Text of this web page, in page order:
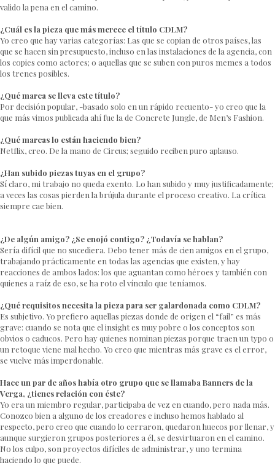
valido la pena en el camino.
¿Cuál es la pieza que más merece el título CDLM?
Yo creo que hay varias categorías: Las que se copian de otros países, las
que se hacen sin presupuesto, incluso en las instalaciones de la agencia, con
los copies como actores; o aquellas que se suben con puros memes a todos
los trenes posibles.
¿Qué marca se lleva este título?
Por decisión popular, -basado solo en un rápido recuento- yo creo que la
que más vimos publicada ahí fue la de Concrete Jungle, de Men’s Fashion.
¿Qué marcas lo están haciendo bien?
Netflix, creo. De la mano de Circus; seguido reciben puro aplauso.
¿Han subido piezas tuyas en el grupo?
Sí claro, mi trabajo no queda exento. Lo han subido y muy justificadamente;
a veces las cosas pierden la brújula durante el proceso creativo. La crítica
siempre cae bien.
¿De algún amigo? ¿Se enojó contigo? ¿Todavía se hablan?
Sería difícil que no sucediera. Debo tener más de cien amigos en el grupo,
trabajando prácticamente en todas las agencias que existen, y hay
reacciones de ambos lados: los que aguantan como héroes y también con
quienes a raíz de eso, se ha roto el vínculo que teníamos.
¿Qué requisitos necesita la pieza para ser galardonada como CDLM?
Es subjetivo. Yo prefiero aquellas piezas donde de origen el “fail” es más
grave: cuando se nota que el insight es muy pobre o los conceptos son
obvios o caducos. Pero hay quienes nominan piezas porque traen un typo o
un retoque viene mal hecho. Yo creo que mientras más grave es el error,
se vuelve más imperdonable.
Hace un par de años había otro grupo que se llamaba Banners de la
Verga, ¿tienes relación con éste?
Yo era un miembro regular, participaba de vez en cuando, pero nada más.
Conozco bien a alguno de los creadores e incluso hemos hablado al
respecto, pero creo que cuando lo cerraron, quedaron huecos por llenar, y
aunque surgieron grupos posteriores a él, se desvirtuaron en el camino.
No los culpo, son proyectos difíciles de administrar, y uno termina
haciendo lo que puede.